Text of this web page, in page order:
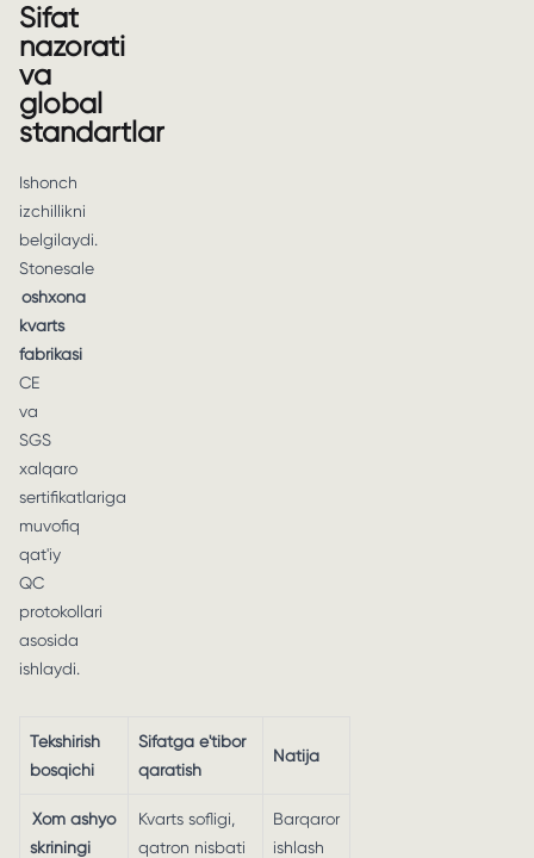
Sifat
nazorati
va
global
standartlar
Ishonch
izchillikni
belgilaydi.
Stonesale
oshxona
kvarts
fabrikasi
CE
va
SGS
xalqaro
sertifikatlariga
muvofiq
qat'iy
QC
protokollari
asosida
ishlaydi.
Tekshirish
bosqichi
Sifatga e'tibor
qaratish
Natija
Xom ashyo
skriningi
Kvarts sofligi,
qatron nisbati
Barqaror
ishlash